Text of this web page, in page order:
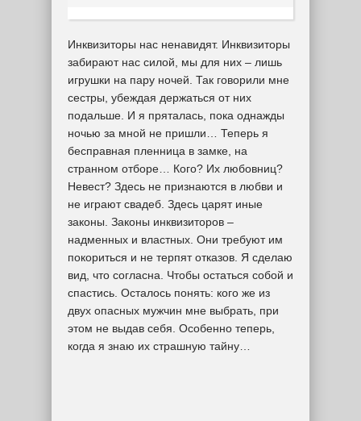
Инквизиторы нас ненавидят. Инквизиторы
забирают нас силой, мы для них – лишь
игрушки на пару ночей. Так говорили мне
сестры, убеждая держаться от них
подальше. И я пряталась, пока однажды
ночью за мной не пришли… Теперь я
бесправная пленница в замке, на
странном отборе… Кого? Их любовниц?
Невест? Здесь не признаются в любви и
не играют свадеб. Здесь царят иные
законы. Законы инквизиторов –
надменных и властных. Они требуют им
покориться и не терпят отказов. Я сделаю
вид, что согласна. Чтобы остаться собой и
спастись. Осталось понять: кого же из
двух опасных мужчин мне выбрать, при
этом не выдав себя. Особенно теперь,
когда я знаю их страшную тайну…